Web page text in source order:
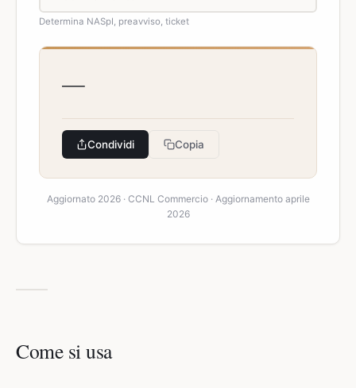
Determina NASpI, preavviso, ticket
—
Condividi Copia
Aggiornato 2026 · CCNL Commercio · Aggiornamento aprile
2026
Come si usa